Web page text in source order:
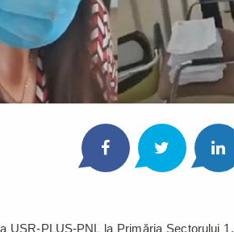
USR-PLUS-PNL la Primăria Sectorului 1,